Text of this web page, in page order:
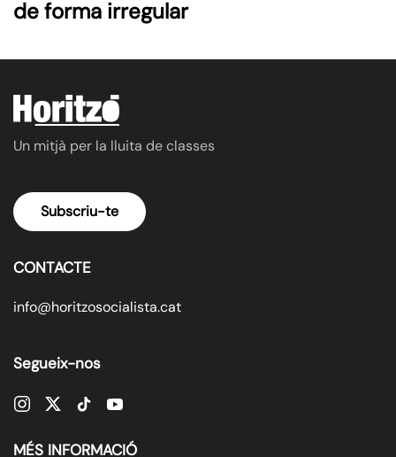
de forma irregular
Un mitjà per la lluita de classes
Subscriu-te
CONTACTE
info@horitzosocialista.cat
Segueix-nos
MÉS INFORMACIÓ